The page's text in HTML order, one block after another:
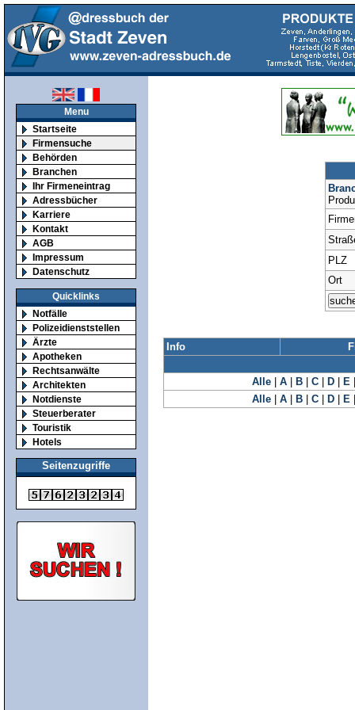
Menu
Startseite
Firmensuche
Behörden
Branchen
Ihr Firmeneintrag
Adressbücher
Karriere
Kontakt
AGB
Impressum
Datenschutz
Quicklinks
Notfälle
Polizeidienststellen
Ärzte
Apotheken
Rechtsanwälte
Architekten
Notdienste
Steuerberater
Touristik
Hotels
Seitenzugriffe
PLZ
Ort
Info
Alle A B C D E
Alle
A B C D E